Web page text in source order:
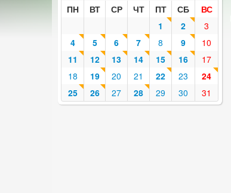
ПН ВТ СР ЧТ ПТ СБ
ВС
1
2
3
4
5 6 7 8 9
10
11
12 13 14 15 16
17
18
19 20 21 22 23
24
25
26 27 28 29 30 31